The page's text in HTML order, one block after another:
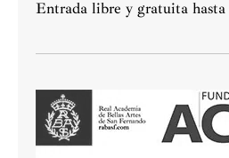
Entrada libre y gratuita